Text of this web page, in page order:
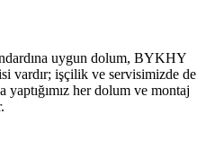
uygun dolum, BYKHY
vardır; işçilik ve servisimizde de
her dolum ve montaj